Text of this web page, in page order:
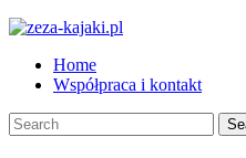
Home
Współpraca i kontakt